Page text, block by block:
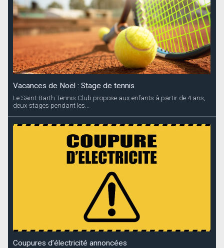
Vacances de Noël : Stage de tennis
Le Saint-Barth Tennis Club propose aux enfants à partir de 4 ans,
deux stages pendant les...
Coupures d’électricité annoncées